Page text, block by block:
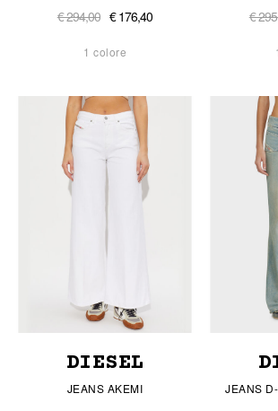
€ 294,00 € 176,40
1 colore
€
DIESEL
JEANS AKEMI JEANS